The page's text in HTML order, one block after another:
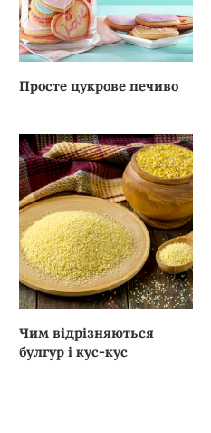
Просте цукрове печиво
Чим відрізняються
булгур і кус-кус